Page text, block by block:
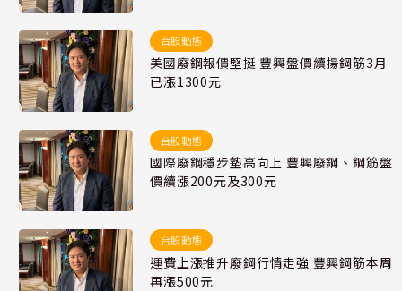
台股動態
美國廢鋼報價堅挺 豐興盤價續揚鋼筋3月
已漲1300元
台股動態
國際廢鋼穩步墊高向上 豐興廢鋼、鋼筋盤
價續漲200元及300元
台股動態
運費上漲推升廢鋼行情走強 豐興鋼筋本周
再漲500元